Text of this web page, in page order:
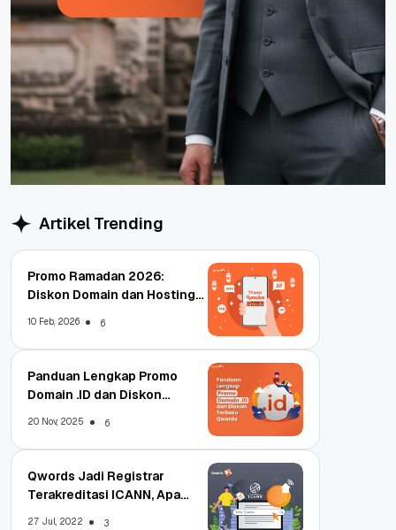
Artikel Trending
Promo Ramadan 2026:
Diskon Domain dan Hosting
10 Feb, 2026 6
Panduan Lengkap Promo
Domain .ID dan Diskon
20 Nov, 2025 6
Qwords Jadi Registrar
Terakreditasi ICANN, Apa
27 Jul, 2022 3